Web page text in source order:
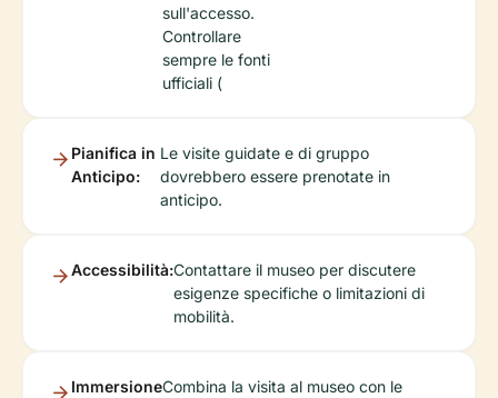
sull'accesso.
Controllare
sempre le fonti
ufficiali (
Pianifica in
Anticipo:
Le visite guidate e di gruppo
dovrebbero essere prenotate in
anticipo.
Accessibilità:Contattare il museo per discutere
esigenze specifiche o limitazioni di
mobilità.
ImmersioneCombina la visita al museo con le